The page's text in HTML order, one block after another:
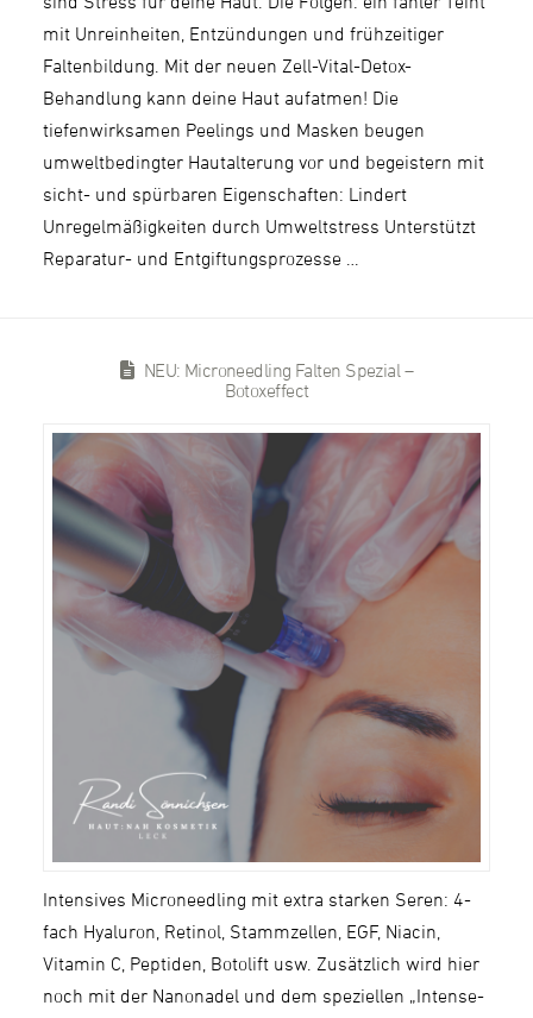
mit Unreinheiten, Entzündungen und frühzeitiger
Faltenbildung. Mit der neuen Zell-Vital-Detox-
Behandlung kann deine Haut aufatmen! Die
tiefenwirksamen Peelings und Masken beugen
umweltbedingter Hautalterung vor und begeistern mit
sicht- und spürbaren Eigenschaften: Lindert
Unregelmäßigkeiten durch Umweltstress Unterstützt
Reparatur- und Entgiftungsprozesse …
NEU: Microneedling Falten Spezial –
Botoxeffect
Intensives Microneedling mit extra starken Seren: 4-
fach Hyaluron, Retinol, Stammzellen, EGF, Niacin,
Vitamin C, Peptiden, Botolift usw. Zusätzlich wird hier
noch mit der Nanonadel und dem speziellen „Intense-